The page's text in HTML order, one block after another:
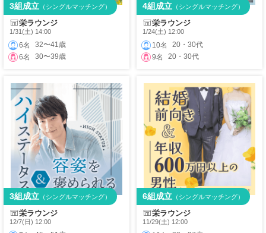
栄ラウンジ
1/31(土) 14:00
6名
32〜41歳
6名
30〜39歳
3組成立 （シングルマッチング）
栄ラウンジ
1/24(土) 12:00
10名
20・30代
9名
20・30代
4組成立 （シングルマッチング）
栄ラウンジ
12/7(日) 12:00
3組成立 （シングルマッチング）
栄ラウンジ
11/29(土) 12:00
6組成立 （シングルマッチング）